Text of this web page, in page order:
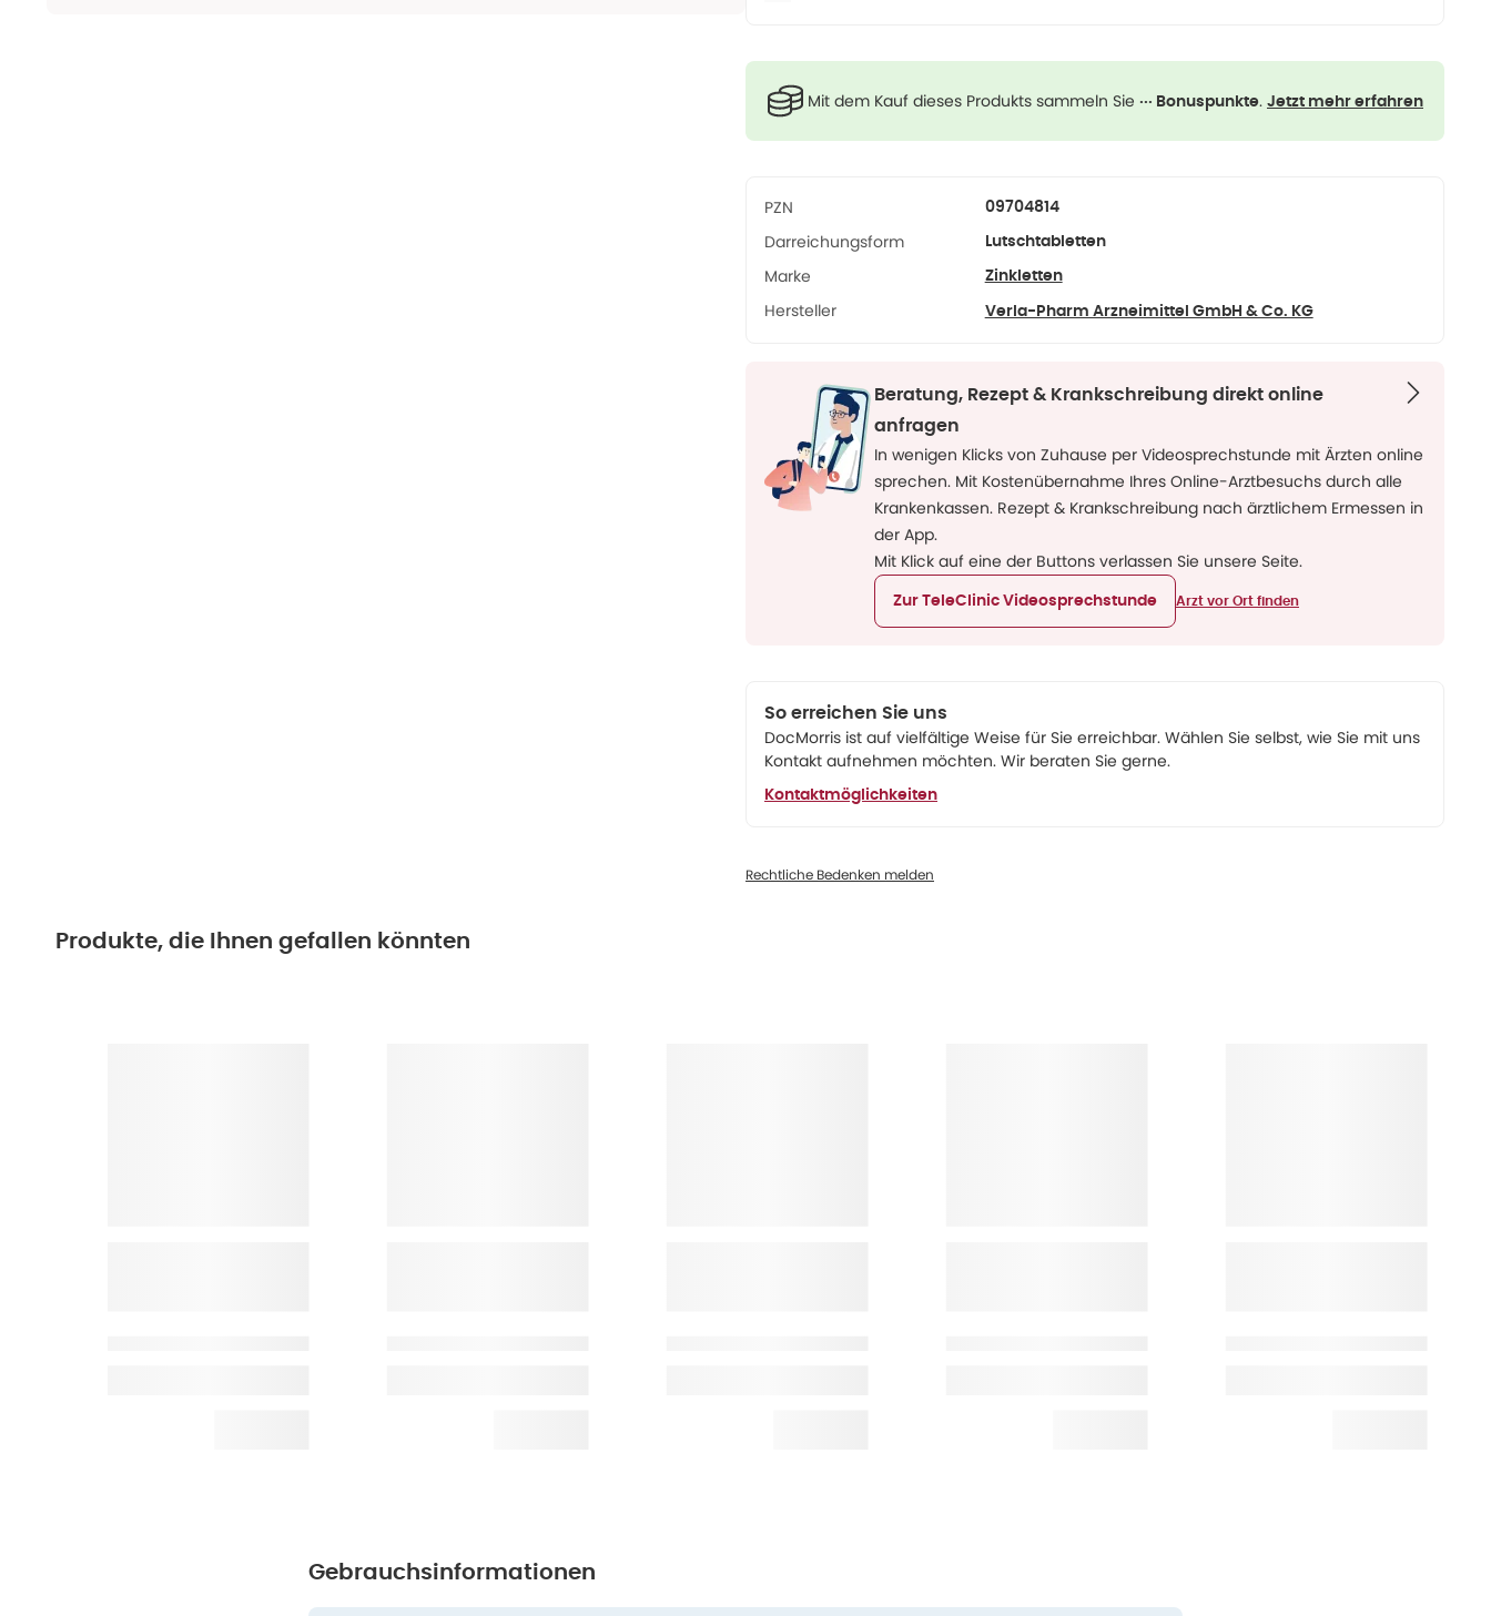
Mit dem Kauf dieses Produkts sammeln Sie ··· Bonuspunkte. Jetzt mehr erfahren
PZN 09704814
Darreichungsform Lutschtabletten
Marke Zinkletten
Hersteller Verla-Pharm Arzneimittel GmbH & Co. KG
Beratung, Rezept & Krankschreibung direkt online
anfragen
In wenigen Klicks von Zuhause per Videosprechstunde mit Ärzten online
sprechen. Mit Kostenübernahme Ihres Online-Arztbesuchs durch alle
Krankenkassen. Rezept & Krankschreibung nach ärztlichem Ermessen in
der App.
Mit Klick auf eine der Buttons verlassen Sie unsere Seite.
Zur TeleClinic Videosprechstunde Arzt vor Ort finden
So erreichen Sie uns
DocMorris ist auf vielfältige Weise für Sie erreichbar. Wählen Sie selbst, wie Sie mit uns
Kontakt aufnehmen möchten. Wir beraten Sie gerne.
Kontaktmöglichkeiten
Rechtliche Bedenken melden
Produkte, die Ihnen gefallen könnten
Gebrauchsinformationen